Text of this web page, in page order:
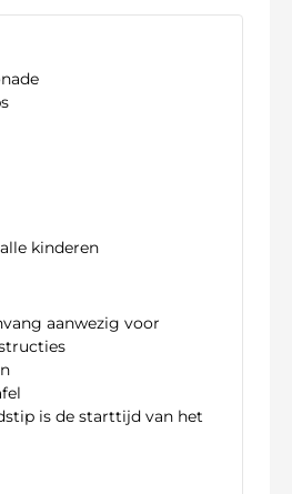
kinderen
aanwezig voor
is de starttijd van het